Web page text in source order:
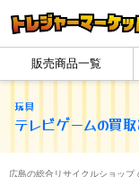
販売商品一覧
玩具
テレビゲームの買
広島の総合リサイクルショップ